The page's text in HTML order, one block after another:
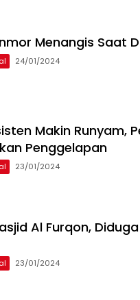
Menangis Saat
24/01/2024
Makin Runyam,
Penggelapan
23/01/2024
Al Furqon,
23/01/2024